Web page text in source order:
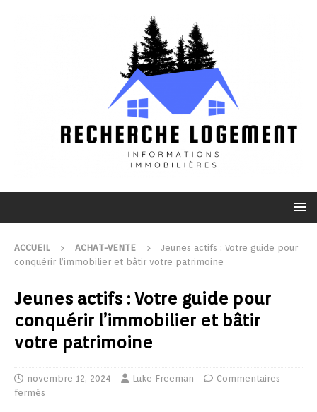
ACCUEIL ACHAT-VENTE
Jeunes actifs : Votre guide pour
conquérir l’immobilier et bâtir votre patrimoine
Jeunes actifs : Votre guide pour
conquérir l’immobilier et bâtir
votre patrimoine
novembre 12, 2024 Luke Freeman
Commentaires
fermés